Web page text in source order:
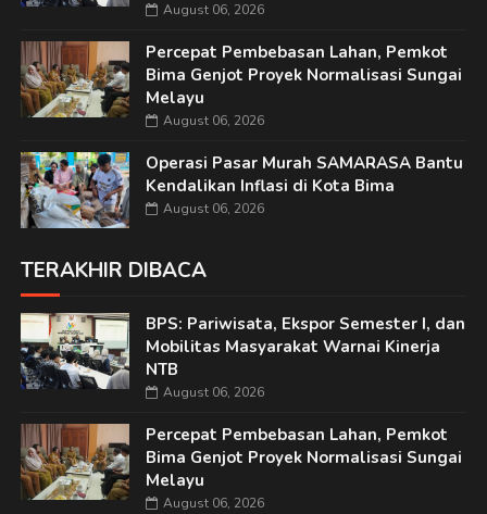
August 06, 2026
Percepat Pembebasan Lahan, Pemkot
Bima Genjot Proyek Normalisasi Sungai
Melayu
August 06, 2026
Operasi Pasar Murah SAMARASA Bantu
Kendalikan Inflasi di Kota Bima
August 06, 2026
TERAKHIR DIBACA
BPS: Pariwisata, Ekspor Semester I, dan
Mobilitas Masyarakat Warnai Kinerja
NTB
August 06, 2026
Percepat Pembebasan Lahan, Pemkot
Bima Genjot Proyek Normalisasi Sungai
Melayu
August 06, 2026